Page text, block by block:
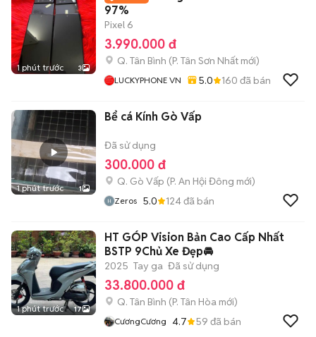
1 phút trước 3
97%
Pixel 6
3.990.000 đ
Q. Tân Bình (P. Tân Sơn Nhất mới)
LUCKYPHONE VN 5.0 160 đã bán
1 phút trước 1
Bể cá Kính Gò Vấp
Đã sử dụng
300.000 đ
Q. Gò Vấp (P. An Hội Đông mới)
Zeros 5.0 124đã bán
1 phút trước 17
HT GÓP Vision Bản Cao Cấp Nhất
BSTP 9Chủ Xe Đẹp🚘
2025 Tay ga Đã sử dụng
33.800.000 đ
Q. Tân Bình (P. Tân Hòa mới)
CươngCương 4.7 59 đã bán